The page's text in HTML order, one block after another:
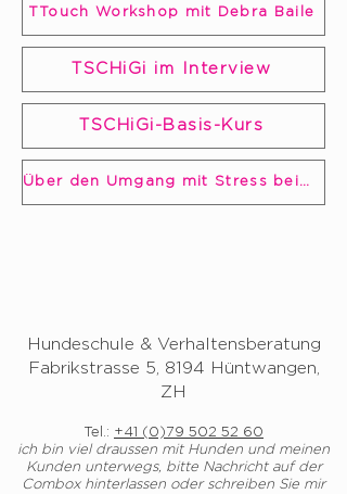
TTouch Workshop mit Debra Baile
TSCHiGi im Interview
TSCHiGi-Basis-Kurs
Über den Umgang mit Stress beim Hund
Hundeschule & Verhaltensberatung
Fabrikstrasse 5, 8194 Hüntwangen,
ZH
Tel.: +41 (0)79 502 52 60
ich bin viel draussen mit Hunden und meinen
Kunden unterwegs, bitte Nachricht auf der
Combox hinterlassen oder schreiben Sie mir